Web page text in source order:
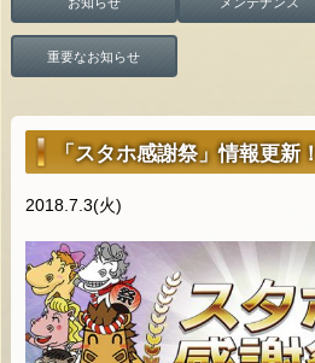
重要なお知らせ
「スタホ感謝祭」情報更新！
2018.7.3(火)